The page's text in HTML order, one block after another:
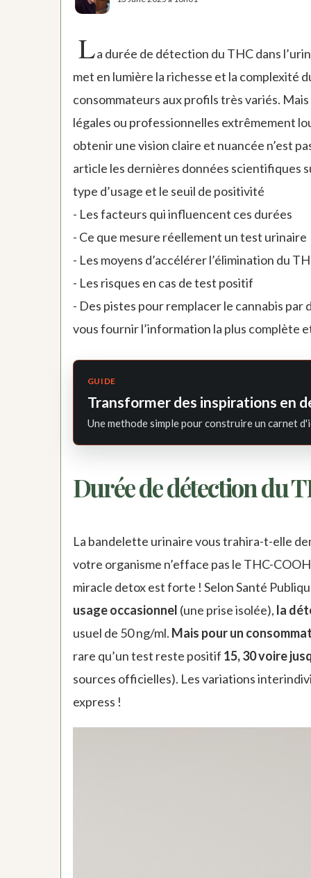
La durée de détection du THC dans
met en lumière la richesse et la complexité
consommateurs aux profils très variés.
légales ou professionnelles extrêmement
obtenir une vision claire et nuancée n’est
article les dernières données scientifiques
type d’usage et le seuil de positivité
- Les facteurs qui influencent ces durées
- Ce que mesure réellement un test urinaire
- Les moyens d’accélérer l’élimination du
- Les risques en cas de test positif
- Des pistes pour remplacer le cannabis par
vous fournir l’information la plus complète
GUIDE
Transformer des inspirations en
Une methode simple pour construire un carnet
Durée de détection du
La bandelette urinaire vous trahira-t-elle
votre organisme n’efface pas le THC-
miracle detox est forte ! Selon Santé
usage occasionnel (une prise isolée), la
usuel de 50 ng/ml. Mais pour un
rare qu’un test reste positif 15, 30 voire
sources officielles). Les variations
express !